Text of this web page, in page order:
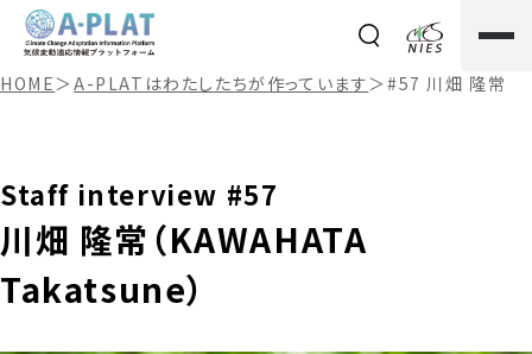
HOME＞A-PLATはわたしたちが作っています＞#57 川畑 隆常
Staff interview #57
川畑 隆常（KAWAHATA
Takatsune）